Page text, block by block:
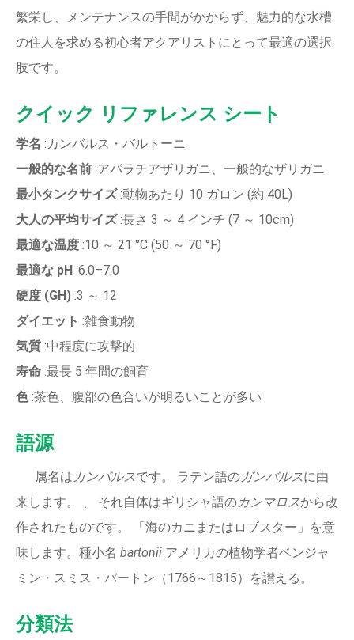
繁栄し、メンテナンスの手間がかからず、魅力的な水槽
の住人を求める初心者アクアリストにとって最適の選択
肢です。
クイック リファレンス シート
学名 :カンバルス・バルトーニ
一般的な名前 :アパラチアザリガニ、一般的なザリガニ
最小タンクサイズ:動物あたり 10 ガロン (約 40L)
大人の平均サイズ:長さ 3 ～ 4 インチ (7 ～ 10cm)
最適な温度 :10 ～ 21 °C (50 ～ 70 °F)
最適な pH :6.0–7.0
硬度 (GH) :3 ～ 12
ダイエット :雑食動物
気質 :中程度に攻撃的
寿命 :最長 5 年間の飼育
色:茶色、腹部の色合いが明るいことが多い
語源
属名は カンバルスです。 ラテン語のガンバルスに由
来します。 、 それ自体はギリシャ語のカンマロスから改
作されたものです。 「海のカニまたはロブスター」を意
味します。種小名 bartonii アメリカの植物学者ベンジャ
ミン・スミス・バートン（1766～1815）を讃える。
分類法